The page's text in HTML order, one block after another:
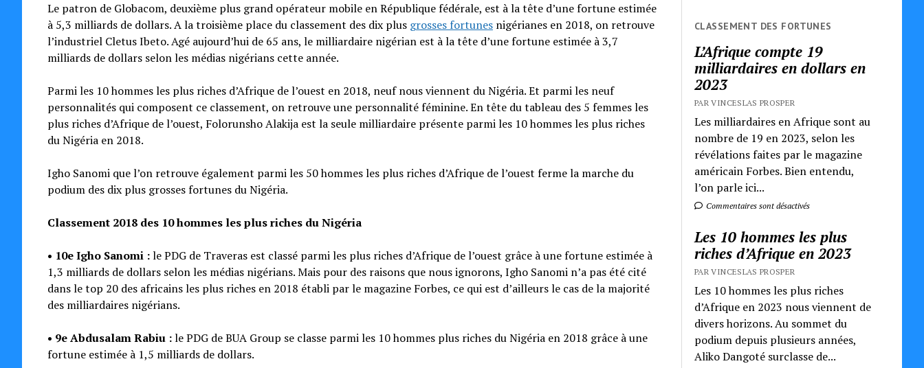
Le patron de Globacom, deuxième plus grand opérateur mobile en République fédérale, est à la tête d’une fortune estimée
à 5,3 milliards de dollars. A la troisième place du classement des dix plus grosses fortunesnigérianes en 2018, on retrouve
l’industriel Cletus Ibeto. Agé aujourd’hui de 65 ans, le milliardaire nigérian est à la tête d’une fortune estimée à 3,7
milliards de dollars selon les médias nigérians cette année.
Parmi les 10 hommes les plus riches d’Afrique de l’ouest en 2018, neuf nous viennent du Nigéria. Et parmi les neuf
personnalités qui composent ce classement, on retrouve une personnalité féminine. En tête du tableau des 5 femmes les
plus riches d’Afrique de l’ouest, Folorunsho Alakija est la seule milliardaire présente parmi les 10 hommes les plus riches
du Nigéria en 2018.
Igho Sanomi que l’on retrouve également parmi les 50 hommes les plus riches d’Afrique de l’ouest ferme la marche du
podium des dix plus grosses fortunes du Nigéria.
Classement 2018 des 10 hommes les plus riches du Nigéria
• 10e Igho Sanomi :le PDG de Traveras est classé parmi les plus riches d’Afrique de l’ouest grâce à une fortune estimée à
1,3 milliards de dollars selon les médias nigérians. Mais pour des raisons que nous ignorons, Igho Sanomi n’a pas été cité
dans le top 20 des africains les plus riches en 2018 établi par le magazine Forbes, ce qui est d’ailleurs le cas de la majorité
des milliardaires nigérians.
• 9e Abdusalam Rabiu :le PDG de BUA Group se classe parmi les 10 hommes plus riches du Nigéria en 2018 grâce à une
fortune estimée à 1,5 milliards de dollars.
CLASSEMENT DES FORTUNES
L’Afrique compte 19
milliardaires en dollars en
2023
PAR VINCESLAS PROSPER
Les milliardaires en Afrique sont au
nombre de 19 en 2023, selon les
révélations faites par le magazine
américain Forbes. Bien entendu,
l’on parle ici...
Commentaires sont désactivés
Les 10 hommes les plus
riches d’Afrique en 2023
PAR VINCESLAS PROSPER
Les 10 hommes les plus riches
d’Afrique en 2023 nous viennent de
divers horizons. Au sommet du
podium depuis plusieurs années,
Aliko Dangoté surclasse de...